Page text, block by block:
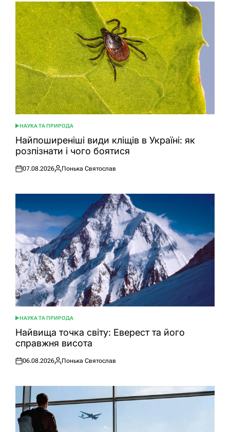
ОПУБЛІКУВАТИ
У
НАУКА ТА ПРИРОДА
Найпоширеніші види кліщів в Україні: як
розпізнати і чого боятися
Оприлюднено
07.08.2026
Опубліковано
Понька Святослав
ОПУБЛІКУВАТИ
У
НАУКА ТА ПРИРОДА
Найвища точка світу: Еверест та його
справжня висота
Оприлюднено
06.08.2026
Опубліковано
Понька Святослав